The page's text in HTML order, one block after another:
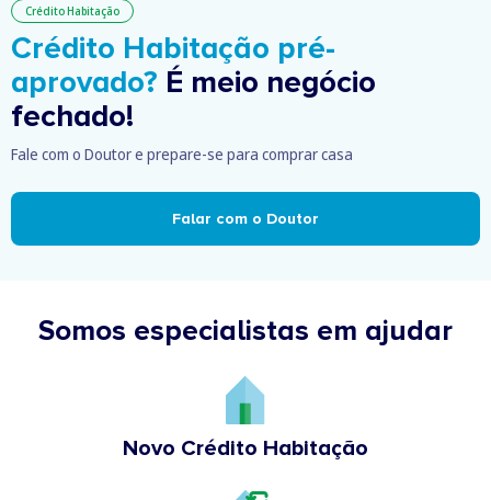
Crédito Habitação
Crédito Habitação pré-
aprovado? É meio negócio
fechado!
Fale com o Doutor e prepare-se para comprar casa
Falar com o Doutor
Somos especialistas em ajudar
Novo Crédito Habitação